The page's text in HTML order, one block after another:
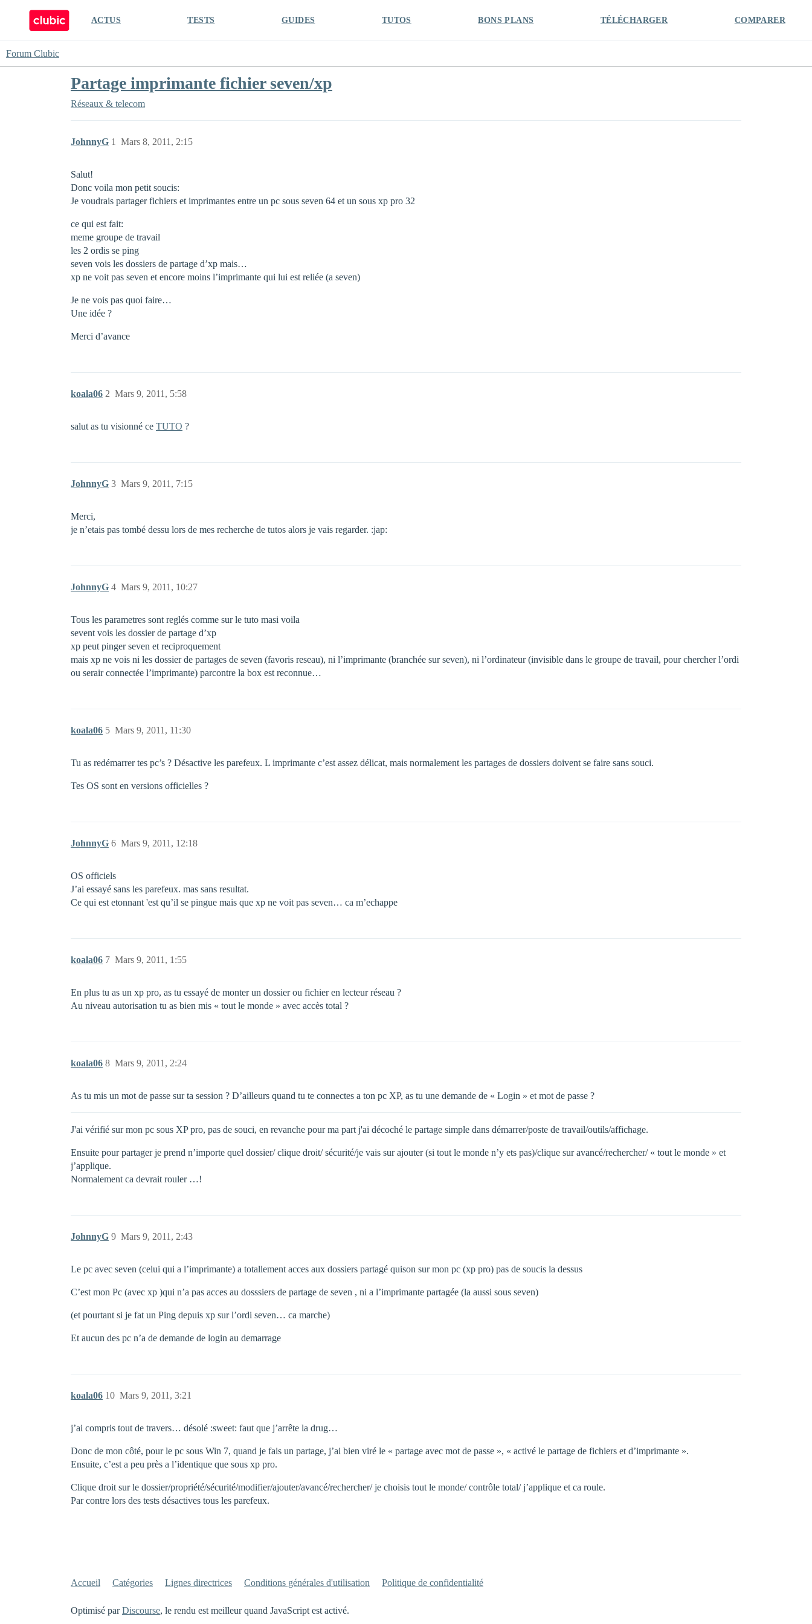
ACTUS TESTS GUIDES TUTOS BONS PLANS TÉLÉCHARGER COMPARER
Forum Clubic
Partage imprimante fichier seven/xp
Réseaux & telecom
JohnnyG Mars 8, 2011, 2:15
1
Salut!
Donc voila mon petit soucis:
Je voudrais partager fichiers et imprimantes entre un pc sous seven 64 et un sous xp pro 32
ce qui est fait:
meme groupe de travail
les 2 ordis se ping
seven vois les dossiers de partage d’xp mais…
xp ne voit pas seven et encore moins l’imprimante qui lui est reliée (a seven)
Je ne vois pas quoi faire…
Une idée ?
Merci d’avance
koala06 Mars 9, 2011, 5:58
2
salut as tu visionné ce TUTO ?
JohnnyG Mars 9, 2011, 7:15
3
Merci,
je n’etais pas tombé dessu lors de mes recherche de tutos alors je vais regarder. :jap:
JohnnyG Mars 9, 2011, 10:27
4
Tous les parametres sont reglés comme sur le tuto masi voila
sevent vois les dossier de partage d’xp
xp peut pinger seven et reciproquement
mais xp ne vois ni les dossier de partages de seven (favoris reseau), ni l’imprimante (branchée sur seven), ni l’ordinateur (invisible dans le groupe de travail, pour chercher l’ordi
ou serair connectée l’imprimante) parcontre la box est reconnue…
koala06 Mars 9, 2011, 11:30
5
Tu as redémarrer tes pc’s ? Désactive les parefeux. L imprimante c’est assez délicat, mais normalement les partages de dossiers doivent se faire sans souci.
Tes OS sont en versions officielles ?
JohnnyG Mars 9, 2011, 12:18
6
OS officiels
J’ai essayé sans les parefeux. mas sans resultat.
Ce qui est etonnant 'est qu’il se pingue mais que xp ne voit pas seven… ca m’echappe
koala06 Mars 9, 2011, 1:55
7
En plus tu as un xp pro, as tu essayé de monter un dossier ou fichier en lecteur réseau ?
Au niveau autorisation tu as bien mis « tout le monde » avec accès total ?
koala06 Mars 9, 2011, 2:24
8
As tu mis un mot de passe sur ta session ? D’ailleurs quand tu te connectes a ton pc XP, as tu une demande de « Login » et mot de passe ?
J'ai vérifié sur mon pc sous XP pro, pas de souci, en revanche pour ma part j'ai décoché le partage simple dans démarrer/poste de travail/outils/affichage.
Ensuite pour partager je prend n’importe quel dossier/ clique droit/ sécurité/je vais sur ajouter (si tout le monde n’y ets pas)/clique sur avancé/rechercher/ « tout le monde » et
j’applique.
Normalement ca devrait rouler …!
JohnnyG Mars 9, 2011, 2:43
9
Le pc avec seven (celui qui a l’imprimante) a totallement acces aux dossiers partagé quison sur mon pc (xp pro) pas de soucis la dessus
C’est mon Pc (avec xp )qui n’a pas acces au dosssiers de partage de seven , ni a l’imprimante partagée (la aussi sous seven)
(et pourtant si je fat un Ping depuis xp sur l’ordi seven… ca marche)
Et aucun des pc n’a de demande de login au demarrage
koala06 Mars 9, 2011, 3:21
10
j’ai compris tout de travers… désolé :sweet: faut que j’arrête la drug…
Donc de mon côté, pour le pc sous Win 7, quand je fais un partage, j’ai bien viré le « partage avec mot de passe », « activé le partage de fichiers et d’imprimante ».
Ensuite, c’est a peu près a l’identique que sous xp pro.
Clique droit sur le dossier/propriété/sécurité/modifier/ajouter/avancé/rechercher/ je choisis tout le monde/ contrôle total/ j’applique et ca roule.
Par contre lors des tests désactives tous les parefeux.
Accueil Catégories Lignes directrices Conditions générales d'utilisation Politique de confidentialité
Optimisé parDiscourse, le rendu est meilleur quand JavaScript est activé.